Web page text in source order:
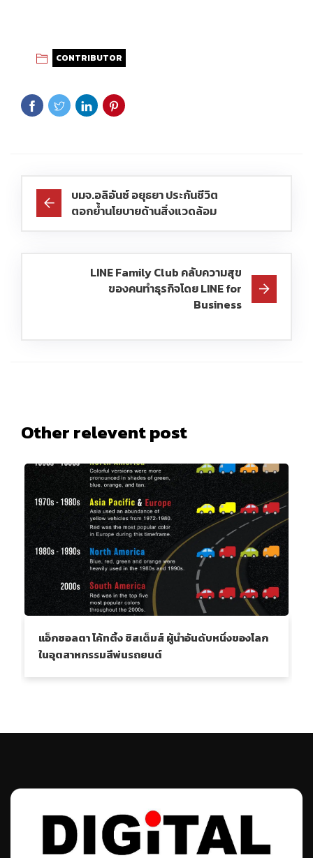
CONTRIBUTOR
บมจ.อลิอันซ์ อยุธยา ประกันชีวิต
ตอกย้ำนโยบายด้านสิ่งแวดล้อม
LINE Family Club คลับความสุข
ของคนทำธุรกิจโดย LINE for
Business
Other relevent post
แอ็กซอลตา โค้ทติ้ง ซิสเต็มส์ ผู้นำอันดับหนึ่งของโลก
ในอุตสาหกรรมสีพ่นรถยนต์